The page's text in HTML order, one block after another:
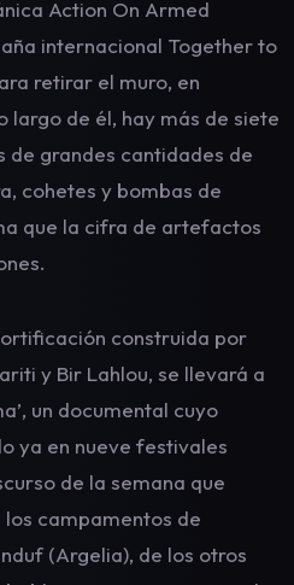
Action On Armed
internacional Together to
retirar el muro, en
largo de él, hay más de siete
de grandes cantidades de
cohetes y bombas de
que la cifra de artefactos
construida por
y Bir Lahlou, se llevará a
un documental cuyo
ya en nueve festivales
de la semana que
campamentos de
(Argelia), de los otros